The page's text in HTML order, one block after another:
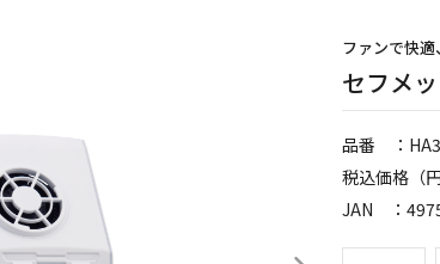
ファンで快
セフメ
品番 ：
税込価格（
JAN ：